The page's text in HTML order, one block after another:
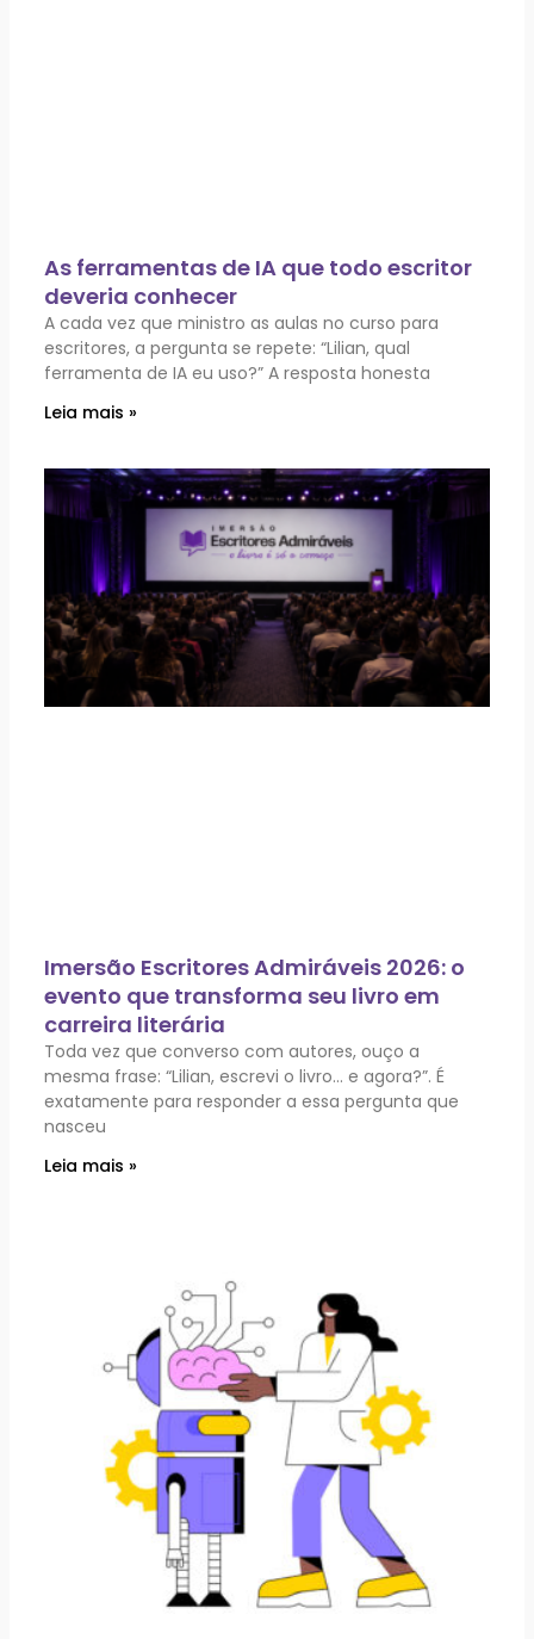
As ferramentas de IA que todo escritor
deveria conhecer
A cada vez que ministro as aulas no curso para
escritores, a pergunta se repete: “Lilian, qual
ferramenta de IA eu uso?” A resposta honesta
Leia mais »
Imersão Escritores Admiráveis 2026: o
evento que transforma seu livro em
carreira literária
Toda vez que converso com autores, ouço a
mesma frase: “Lilian, escrevi o livro… e agora?”. É
exatamente para responder a essa pergunta que
nasceu
Leia mais »